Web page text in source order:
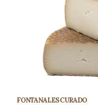
FONTANALES CURADO